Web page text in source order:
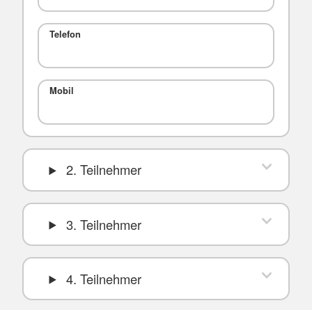
Telefon
Mobil
2. Teilnehmer
3. Teilnehmer
4. Teilnehmer